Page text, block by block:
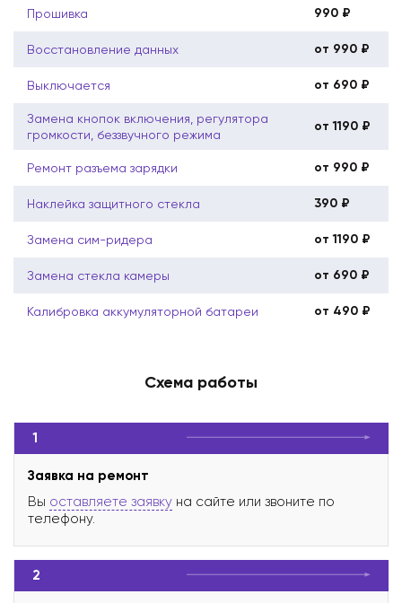
Прошивка 990 ₽
Восстановление данных от 990 ₽
Выключается от 690 ₽
Замена кнопок включения, регулятора
громкости, беззвучного режима
от 1190 ₽
Ремонт разъема зарядки от 990 ₽
Наклейка защитного стекла 390 ₽
Замена сим-ридера от 1190 ₽
Замена стекла камеры от 690 ₽
Калибровка аккумуляторной батареи от 490 ₽
Схема работы
1
Заявка на ремонт
Вы оставляете заявку на сайте или звоните по
телефону.
2